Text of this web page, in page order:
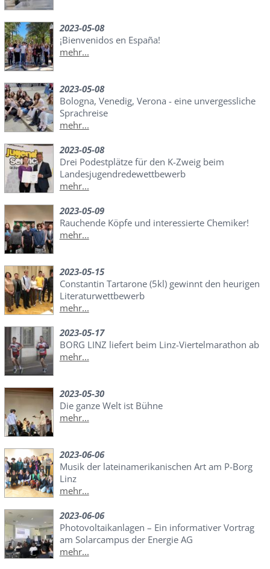
2023-05-08
¡Bienvenidos en España!
mehr...
2023-05-08
Bologna, Venedig, Verona - eine unvergessliche
Sprachreise
mehr...
2023-05-08
Drei Podestplätze für den K-Zweig beim
Landesjugendredewettbewerb
mehr...
2023-05-09
Rauchende Köpfe und interessierte Chemiker!
mehr...
2023-05-15
Constantin Tartarone (5kl) gewinnt den heurigen
Literaturwettbewerb
mehr...
2023-05-17
BORG LINZ liefert beim Linz-Viertelmarathon ab
mehr...
2023-05-30
Die ganze Welt ist Bühne
mehr...
2023-06-06
Musik der lateinamerikanischen Art am P-Borg
Linz
mehr...
2023-06-06
Photovoltaikanlagen – Ein informativer Vortrag
am Solarcampus der Energie AG
mehr...